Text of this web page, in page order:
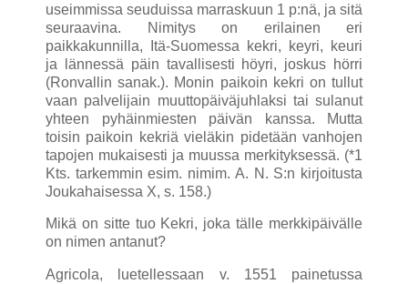
useimmissa seuduissa marraskuun 1 p:nä, ja sitä
seuraavina. Nimitys on erilainen eri
paikkakunnilla, Itä-Suomessa kekri, keyri, keuri
ja lännessä päin tavallisesti höyri, joskus hörri
(Ronvallin sanak.). Monin paikoin kekri on tullut
vaan palvelijain muuttopäiväjuhlaksi tai sulanut
yhteen pyhäinmiesten päivän kanssa. Mutta
toisin paikoin kekriä vieläkin pidetään vanhojen
tapojen mukaisesti ja muussa merkityksessä. (*1
Kts. tarkemmin esim. nimim. A. N. S:n kirjoitusta
Joukahaisessa X, s. 158.)
Mikä on sitte tuo Kekri, joka tälle merkkipäivälle
on nimen antanut?
Agricola, luetellessaan v. 1551 painetussa